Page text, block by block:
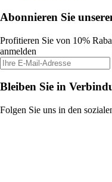
Abonnieren Sie
Profitieren Sie von 10%
anmelden
Bleiben Sie in
Folgen Sie uns in den